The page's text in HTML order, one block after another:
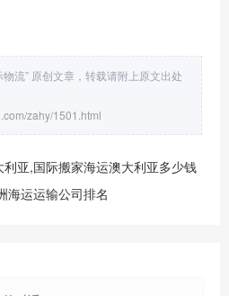
流” 原创文章，转载请附上原文出处
zahy/1501.html
亚,国际搬家海运澳大利亚多少钱
海运运输公司排名